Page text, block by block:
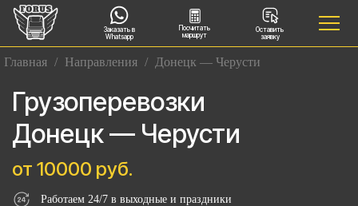
Заказать в
Whatsapp
Посчитать
маршрут
Оставить
заявку
Главная / Направления / Донецк — Черусти
Грузоперевозки
Донецк — Черусти
от 10000 руб.
Работаем 24/7 в выходные и праздники